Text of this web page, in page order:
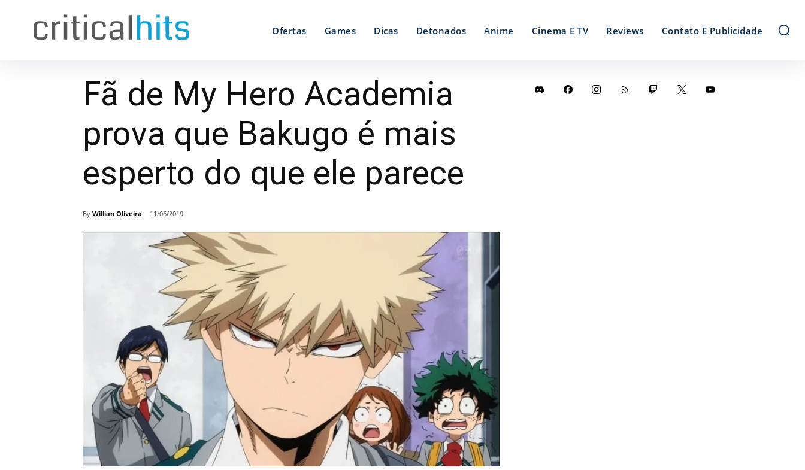
Ofertas Games Dicas Detonados Anime Cinema E TV Reviews Contato E Publicidade
Fã de My Hero Academia
prova que Bakugo é mais
esperto do que ele parece
By Willian Oliveira 11/06/2019